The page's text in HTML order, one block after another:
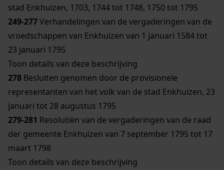
stad Enkhuizen, 1703, 1744 tot 1748, 1750 tot 1795
249-277Verhandelingen van de vergaderingen van de
vroedschappen van Enkhuizen van 1 januari 1584 tot
23 januari 1795
Toon details van deze beschrijving
278 Besluiten genomen door de provisionele
representanten van het volk van de stad Enkhuizen, 23
januari tot 28 augustus 1795
279-281 Resolutiën van de vergaderingen van de raad
der gemeente Enkhuizen van 7 september 1795 tot 17
maart 1798
Toon details van deze beschrijving